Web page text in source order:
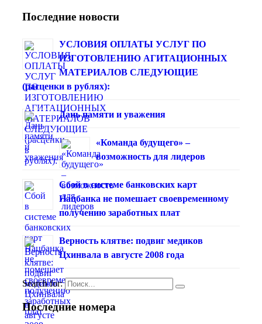
Последние новости
УСЛОВИЯ ОПЛАТЫ УСЛУГ ПО
ИЗГОТОВЛЕНИЮ АГИТАЦИОННЫХ
МАТЕРИАЛОВ СЛЕДУЮЩИЕ
(расценки в рублях):
Дань памяти и уважения
«Команда будущего» –
возможность для лидеров
Сбой в системе банковских карт
Нацбанка не помешает своевременному
получению заработных плат
Верность клятве: подвиг медиков
Цхинвала в августе 2008 года
Search for:
Последние номера